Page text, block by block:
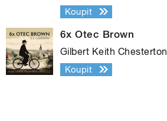
Koupit
6x Otec Brown
Gilbert Keith Chesterton
Koupit